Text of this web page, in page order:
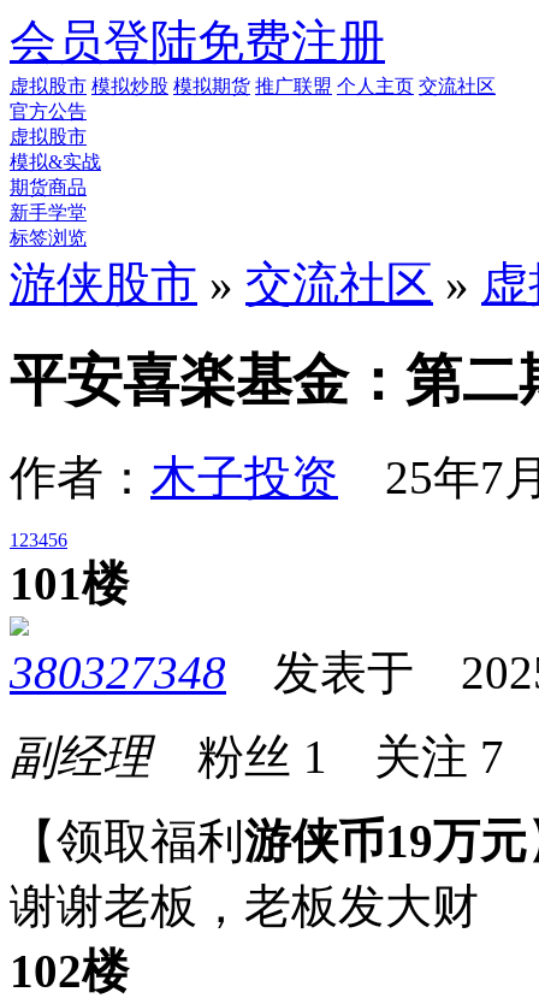
会员登陆免费注册
虚拟股市 模拟炒股 模拟期货 推广联盟 个人主页 交流社区
官方公告
虚拟股市
模拟&实战
期货商品
新手学堂
标签浏览
游侠股市 » 交流社区 »
平安喜楽基金：第二
作者： 木子投资 25年7
1 23456
101楼
380327348 发表于
副经理粉丝 1 关注 7
【领取福利 游侠币19万元
谢谢老板，老板发大财
102楼